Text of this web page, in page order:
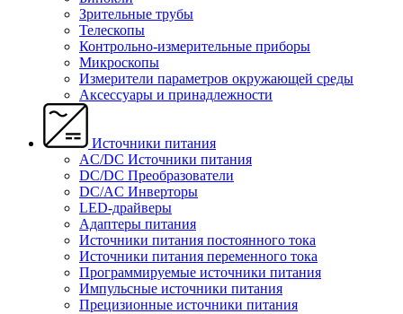
Зрительные трубы
Телескопы
Контрольно-измерительные приборы
Микроскопы
Измерители параметров окружающей среды
Аксессуары и принадлежности
Источники питания
AC/DC Источники питания
DC/DC Преобразователи
DC/AC Инверторы
LED-драйверы
Адаптеры питания
Источники питания постоянного тока
Источники питания переменного тока
Программируемые источники питания
Импульсные источники питания
Прецизионные источники питания